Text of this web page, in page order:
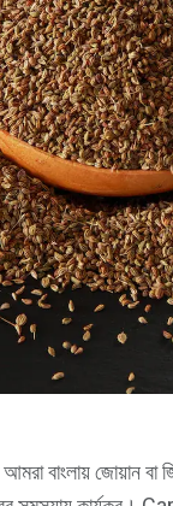
জোয়ান বা